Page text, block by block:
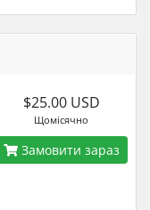
$25.00 USD
Щомісячно
Замовити зараз